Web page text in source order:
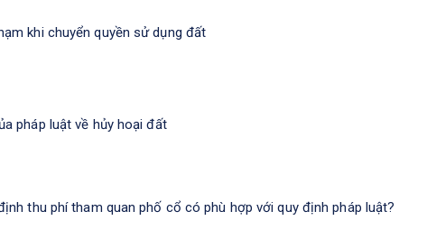
khi chuyển quyền sử dụng đất
pháp luật về hủy hoại đất
thu phí tham quan phố cổ có phù hợp với quy định pháp luật?